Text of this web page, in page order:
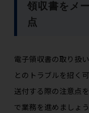
領収書をメ
点
電子領収書の取り扱
とのトラブルを招く
送付する際の注意点
で業務を進めましょう